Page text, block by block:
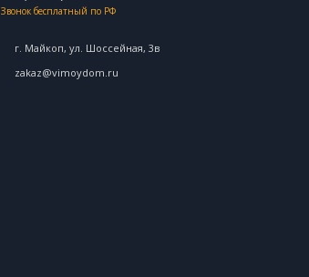
Звонок бесплатный по РФ
г. Майкоп, ул. ​Шоссейная, 3в
zakaz@vimoydom.ru